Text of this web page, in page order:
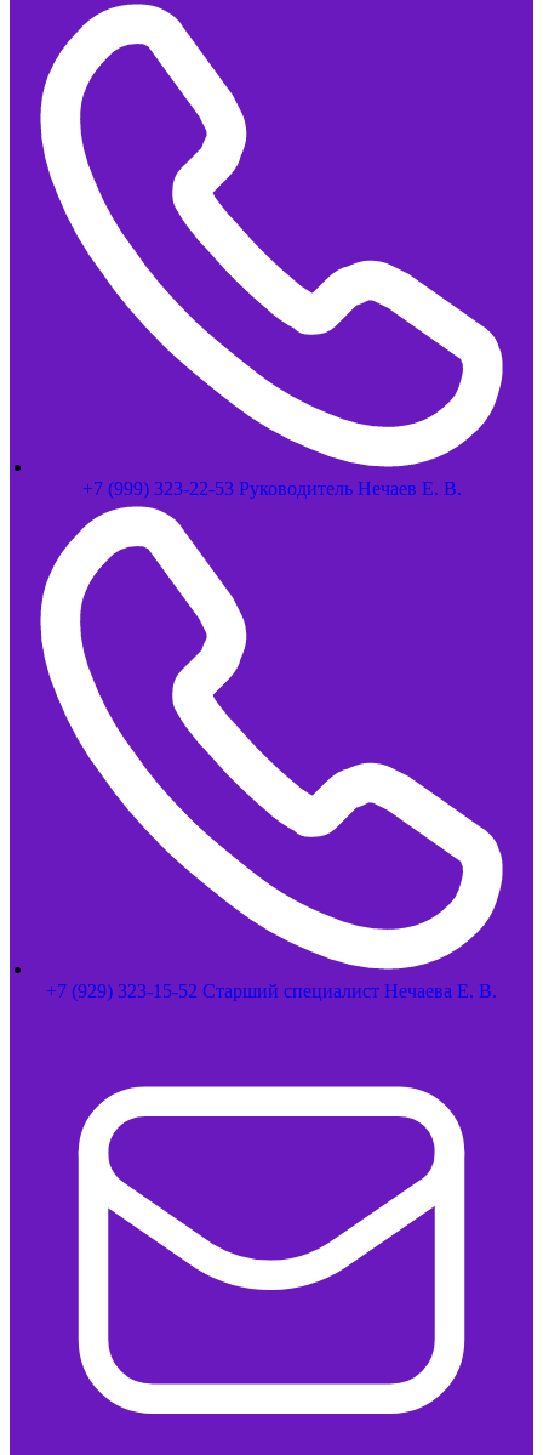
+7 (999) 323-22-53 Руководитель Нечаев Е. В.
+7 (929) 323-15-52 Старший специалист Нечаева Е. В.